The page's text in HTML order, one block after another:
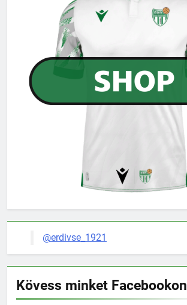
@erdivse_1921
Kövess minket Facebookon